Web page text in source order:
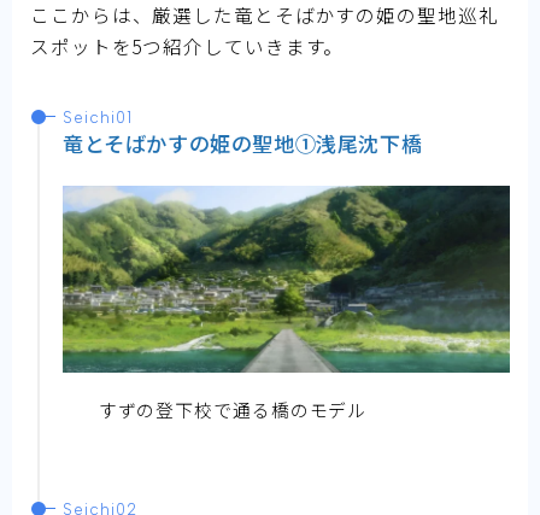
ここからは、厳選した竜とそばかすの姫の聖地巡礼
スポットを5つ紹介していきます。
Seichi01
竜とそばかすの姫の聖地①浅尾沈下橋
すずの登下校で通る橋のモデル
Seichi02